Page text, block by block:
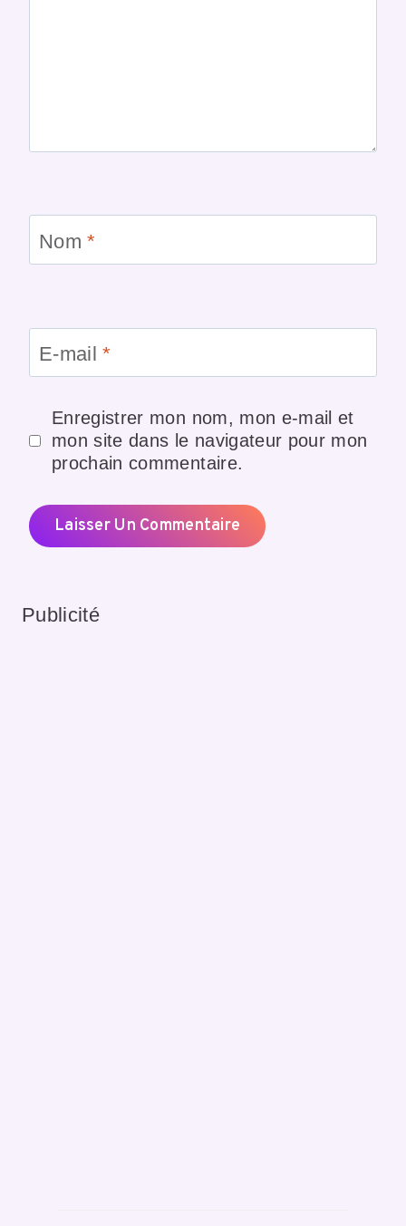
Nom*
E-mail*
Enregistrer mon nom, mon e-mail et
mon site dans le navigateur pour mon
prochain commentaire.
Publicité